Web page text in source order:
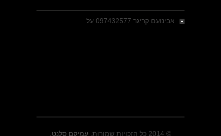
אבינועם קריגר 097432577 על
© 2014 כל הזכויות שמורות. עמיקם סלנט.